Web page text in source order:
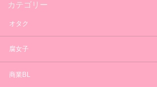
カテゴリー
オタク
腐女子
商業BL